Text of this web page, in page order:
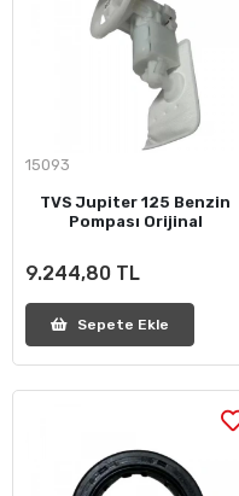
15093
TVS Jupiter 125 Benzin
Pompası Orijinal
9.244,80 TL
Sepete Ekle